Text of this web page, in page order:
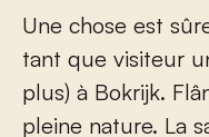
Une chose est
tant que visiteur
plus) à Bokrijk.
pleine nature. La